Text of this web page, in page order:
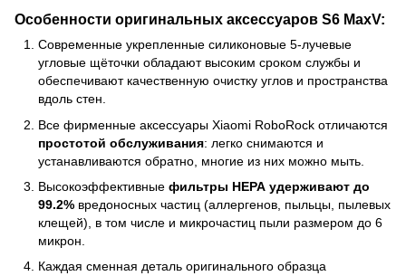
Особенности оригинальных аксессуаров S6 MaxV:
Современные укрепленные силиконовые 5-лучевые
угловые щёточки обладают высоким сроком службы и
обеспечивают качественную очистку углов и пространства
вдоль стен.
Все фирменные аксессуары Xiaomi RoboRock отличаются
простотой обслуживания: легко снимаются и
устанавливаются обратно, многие из них можно мыть.
Высокоэффективные фильтры НЕРА удерживают до
99.2% вредоносных частиц (аллергенов, пыльцы, пылевых
клещей), в том числе и микрочастиц пыли размером до 6
микрон.
Каждая сменная деталь оригинального образца